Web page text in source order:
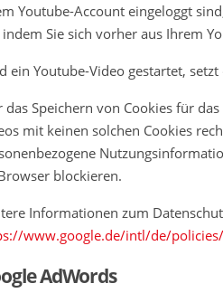
Youtube-Account eingeloggt
indem Sie sich vorher aus Ihrem
ein Youtube-Video gestartet,
das Speichern von Cookies für
mit keinen solchen Cookies
blockieren.
Informationen zum
www.google.de/intl/de/
AdWords